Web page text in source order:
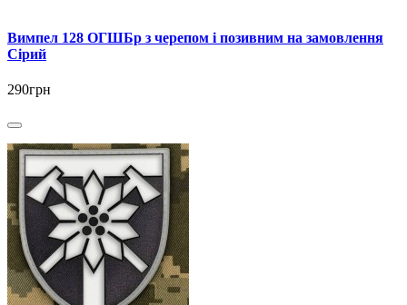
Вимпел 128 ОГШБр з черепом і позивним на замовлення
Сірий
290грн